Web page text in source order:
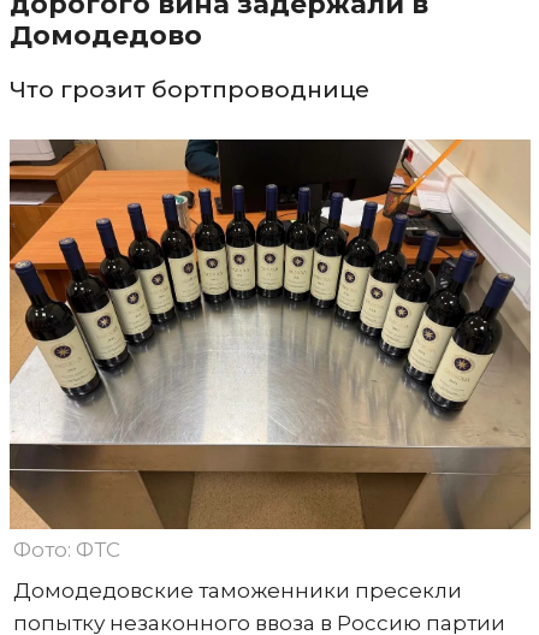
Домодедово
Что грозит бортпроводнице
Фото: ФТС
Домодедовские таможенники пресекли
попытку незаконного ввоза в Россию партии